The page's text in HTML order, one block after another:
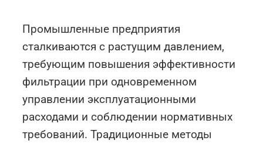
Промышленные предприятия
сталкиваются с растущим давлением,
требующим повышения эффективности
фильтрации при одновременном
управлении эксплуатационными
расходами и соблюдении нормативных
требований. Традиционные методы